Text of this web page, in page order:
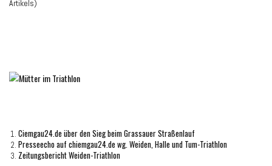
Artikels)
Ciemgau24.de über den Sieg beim Grassauer Straßenlauf
Presseecho auf chiemgau24.de wg. Weiden, Halle und Tum-Triathlon
Zeitungsbericht Weiden-Triathlon